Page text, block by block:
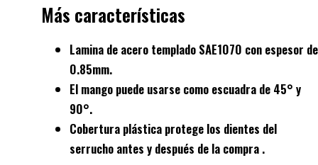
Más características
Lamina de acero templado SAE1070 con espesor de
0.85mm.
El mango puede usarse como escuadra de 45° y
90°.
Cobertura plástica protege los dientes del
serrucho antes y después de la compra .